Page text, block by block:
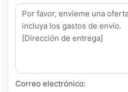
Correo electrónico: